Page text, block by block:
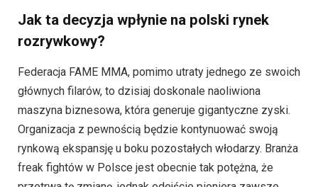
Jak ta decyzja wpłynie na polski rynek
rozrywkowy?
Federacja FAME MMA, pomimo utraty jednego ze swoich
głównych filarów, to dzisiaj doskonale naoliwiona
maszyna biznesowa, która generuje gigantyczne zyski.
Organizacja z pewnością będzie kontynuować swoją
rynkową ekspansję u boku pozostałych włodarzy. Branża
freak fightów w Polsce jest obecnie tak potężna, że